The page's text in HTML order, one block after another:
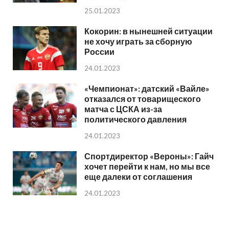
25.01.2023
Кокорин: в нынешней ситуации
не хочу играть за сборную
России
24.01.2023
«Чемпионат»: датский «Вайле»
отказался от товарищеского
матча с ЦСКА из-за
политического давления
24.01.2023
Спортдиректор «Вероны»: Гайч
хочет перейти к нам, но мы все
еще далеки от соглашения
24.01.2023